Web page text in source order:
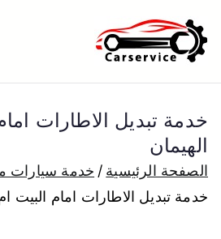
إلى
المحتوى
الكويت
بنشر متنقل
بارخص الاسعار
خدمة تبديل الاطارات
الهيمان
الصفحة الرئيسية
خدمة سيارات
خدمة تبديل الاطارات امام البيت